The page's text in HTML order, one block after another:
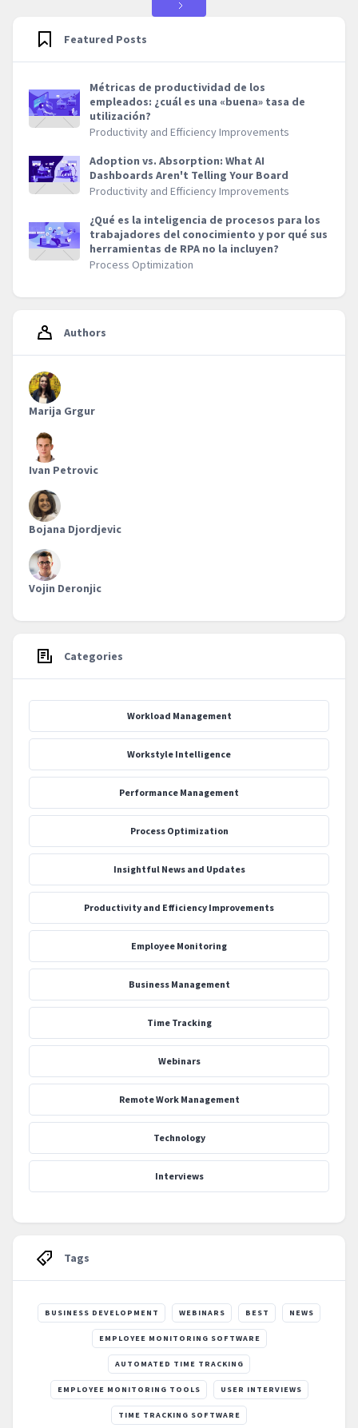
Featured Posts
Métricas de productividad de los
empleados: ¿cuál es una «buena» tasa de
utilización?
Productivity and Efficiency Improvements
Adoption vs. Absorption: What AI
Dashboards Aren't Telling Your Board
Productivity and Efficiency Improvements
¿Qué es la inteligencia de procesos para los
trabajadores del conocimiento y por qué sus
herramientas de RPA no la incluyen?
Process Optimization
Authors
Marija Grgur
Ivan Petrovic
Bojana Djordjevic
Vojin Deronjic
Categories
Workload Management
Workstyle Intelligence
Performance Management
Process Optimization
‍Insightful News and Updates
Productivity and Efficiency Improvements
Employee Monitoring
Business Management
Time Tracking
Webinars
Remote Work Management
Technology
Interviews
Tags
BUSINESS DEVELOPMENT WEBINARS BEST NEWS
EMPLOYEE MONITORING SOFTWARE
AUTOMATED TIME TRACKING
EMPLOYEE MONITORING TOOLS USER INTERVIEWS
TIME TRACKING SOFTWARE